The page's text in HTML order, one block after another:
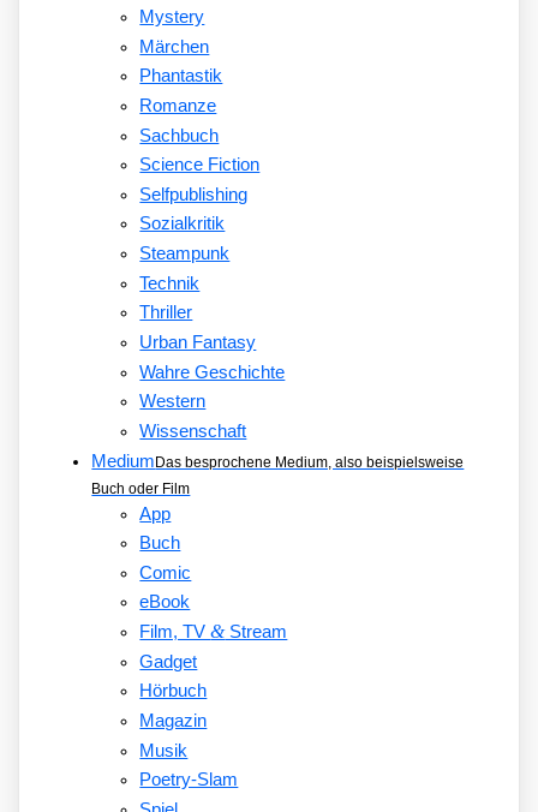
Mystery
Märchen
Phantastik
Romanze
Sachbuch
Science Fiction
Selfpublishing
Sozialkritik
Steampunk
Technik
Thriller
Urban Fantasy
Wahre Geschichte
Western
Wissenschaft
MediumDas besprochene Medium, also beispielsweise
Buch oder Film
App
Buch
Comic
eBook
Film, TV&Stream
Gadget
Hörbuch
Magazin
Musik
Poetry-Slam